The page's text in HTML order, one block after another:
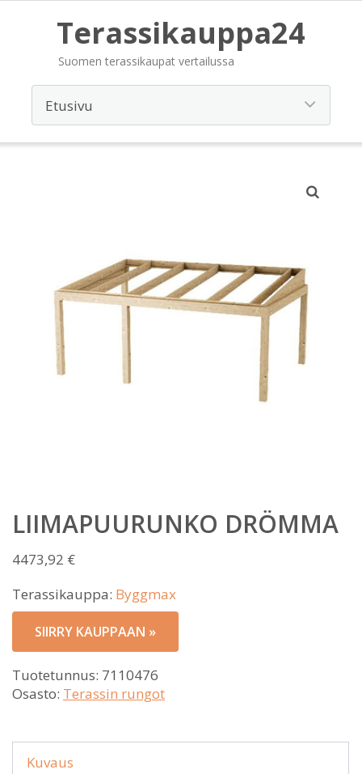
Terassikauppa24
Suomen terassikaupat vertailussa
LIIMAPUURUNKO DRÖMMA
4473,92 €
Terassikauppa: Byggmax
SIIRRY KAUPPAAN »
Tuotetunnus: 7110476
Osasto: Terassin rungot
Kuvaus